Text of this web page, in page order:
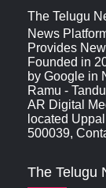
The Telugu
News
Provides
Founded in
by Google in
Ramu -
AR Digital
located
500039,
The Telugu